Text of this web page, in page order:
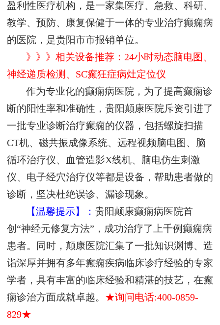
盈利性医疗机构，是一家集医疗、急救、科研、
教学、预防、康复保健于一体的专业治疗癫痫病
的医院，是贵阳市市报销单位。
》》》相关设备推荐：24小时动态脑电图、
神经递质检测、SC癫狂症病灶定位仪
作为专业化的癫痫病医院，为了提高癫痫诊
断的阳性率和准确性，贵阳颠康医院斥资引进了
一批专业诊断治疗癫痫的仪器，包括螺旋扫描
CT机、磁共振成像系统、远程视频脑电图、脑
循环治疗仪、血管造影X线机、脑电仿生刺激
仪、电子经穴治疗仪等都是设备，帮助患者做的
诊断，坚决杜绝误诊、漏诊现象。
【温馨提示】：贵阳颠康癫痫病医院首
创“神经元修复方法”，成功治疗了上千例癫痫病
患者。同时，颠康医院汇集了一批知识渊博、造
诣深厚并拥有多年癫痫疾病临床诊疗经验的专家
学者，具有丰富的临床经验和精湛的技艺，在癫
痫诊治方面成就卓越。 ★询问电话:400-0859-
829★